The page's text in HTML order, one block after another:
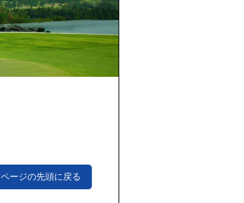
ページの先頭に戻る